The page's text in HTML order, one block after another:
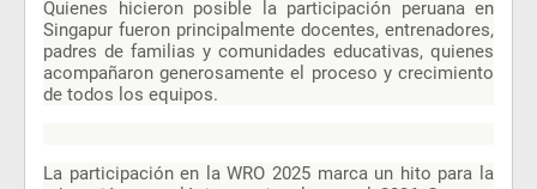
Quienes hicieron posible la participación peruana en
Singapur fueron principalmente docentes, entrenadores,
padres de familias y comunidades educativas, quienes
acompañaron generosamente el proceso y crecimiento
de todos los equipos.
La participación en la WRO 2025 marca un hito para la